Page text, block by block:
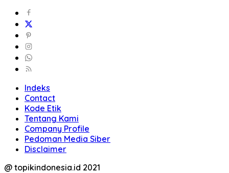
Indeks
Contact
Kode Etik
Tentang Kami
Company Profile
Pedoman Media Siber
Disclaimer
@ topikindonesia.id 2021